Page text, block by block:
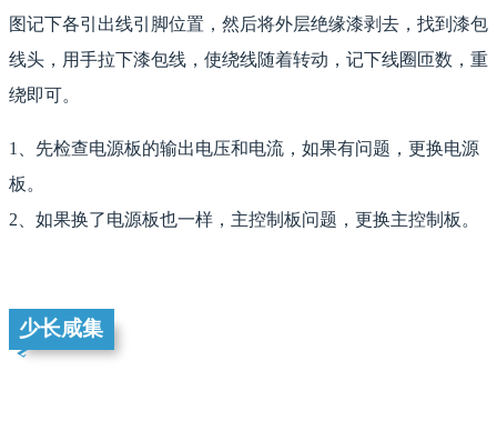
图记下各引出线引脚位置，然后将外层绝缘漆剥去，找到漆包
线头，用手拉下漆包线，使绕线随着转动，记下线圈匝数，重
绕即可。
1、先检查电源板的输出电压和电流，如果有问题，更换电源
板。
2、如果换了电源板也一样，主控制板问题，更换主控制板。
少长咸集